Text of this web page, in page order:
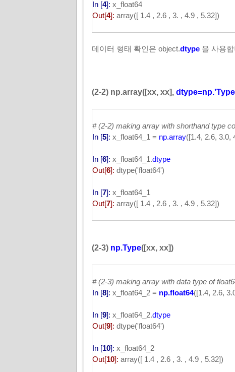
In [4]: x_float64
Out[4]: array([ 1.4 , 2.6 , 3. , 4.9 , 5.32])
데이터 형태 확인은 object.dtype 을 사용
(2-2) np.array([xx, xx], dtype
# (2-2) making array with shorthand type
In [5]: x_float64_1 = np.array([1.4, 2.6, 3.0,
In [6]: x_float64_1.dtype
Out[6]: dtype('float64')
In [7]: x_float64_1
Out[7]: array([ 1.4 , 2.6 , 3. , 4.9 , 5.32])
(2-3) np.Type([xx, xx])
# (2-3) making array with data type of
In [8]: x_float64_2 = np.float64([1.4, 2.6,
In [9]: x_float64_2.dtype
Out[9]: dtype('float64')
In [10]: x_float64_2
Out[10]: array([ 1.4 , 2.6 , 3. , 4.9 , 5.32])